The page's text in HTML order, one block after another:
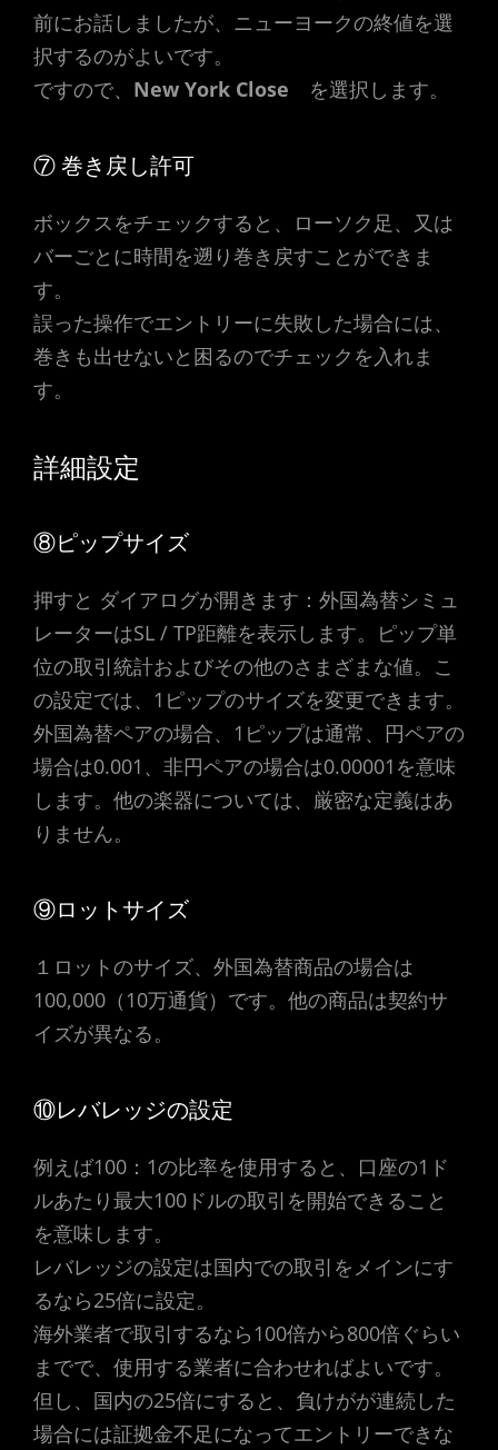
前にお話しましたが、ニューヨークの終値を選
択するのがよいです。
ですので、 New York Close を選択します。
⑦ 巻き戻し許可
ボックスをチェックすると、ローソク足、又は
バーごとに時間を遡り巻き戻すことができま
す。
誤った操作でエントリーに失敗した場合には、
巻きも出せないと困るのでチェックを入れま
す。
詳細設定
⑧ピップサイズ
押すと ダイアログが開きます：外国為替シミュ
レーターはSL / TP距離を表示します。ピップ単
位の取引統計およびその他のさまざまな値。こ
の設定では、1ピップのサイズを変更できます。
外国為替ペアの場合、1ピップは通常、円ペアの
場合は0.001、非円ペアの場合は0.00001を意味
します。他の楽器については、厳密な定義はあ
りません。
⑨ロットサイズ
１ロットのサイズ、外国為替商品の場合は
100,000（10万通貨）です。他の商品は契約サ
イズが異なる。
⑩レバレッジの設定
例えば100：1の比率を使用すると、口座の1ド
ルあたり最大100ドルの取引を開始できること
を意味します。
レバレッジの設定は国内での取引をメインにす
るなら25倍に設定。
海外業者で取引するなら100倍から800倍ぐらい
までで、使用する業者に合わせればよいです。
但し、国内の25倍にすると、負けがが連続した
場合には証拠金不足になってエントリーできな